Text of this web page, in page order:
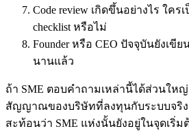
Code review เกิดขึ้นอย่างไร ใคร
checklist หรือไม่
Founder หรือ CEO ปัจจุบันยังเขีย
นานแล้ว
ถ้า SME ตอบคำถามเหล่านี้ได้ส่วนใหญ่
สัญญาณของบริษัทที่ลงทุนกับระบบจริง
สะท้อนว่า SME แห่งนั้นยังอยู่ในจุดเริ่ม